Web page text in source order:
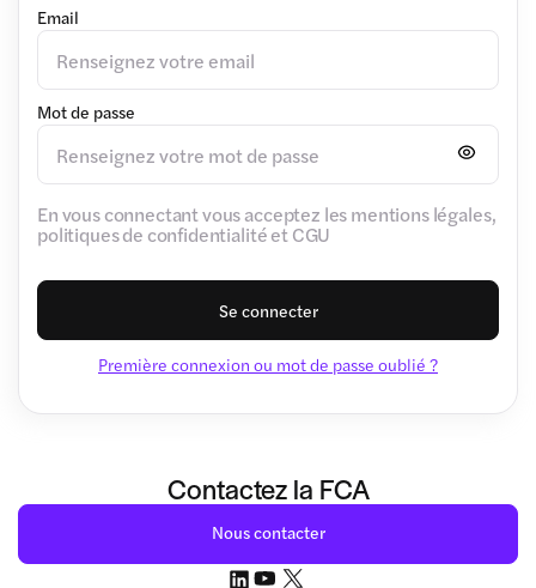
Email
Mot de passe
En vous connectant vous acceptez les mentions légales,
politiques de confidentialité et CGU
Se connecter
Première connexion ou mot de passe oublié ?
Contactez la FCA
Nous contacter